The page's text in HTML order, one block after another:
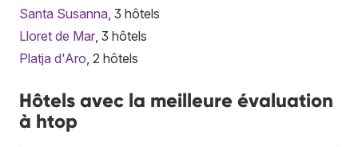
Santa Susanna , 3 hôtels
Lloret de Mar , 3 hôtels
Platja d'Aro , 2 hôtels
Hôtels avec la meilleure évaluation
à htop